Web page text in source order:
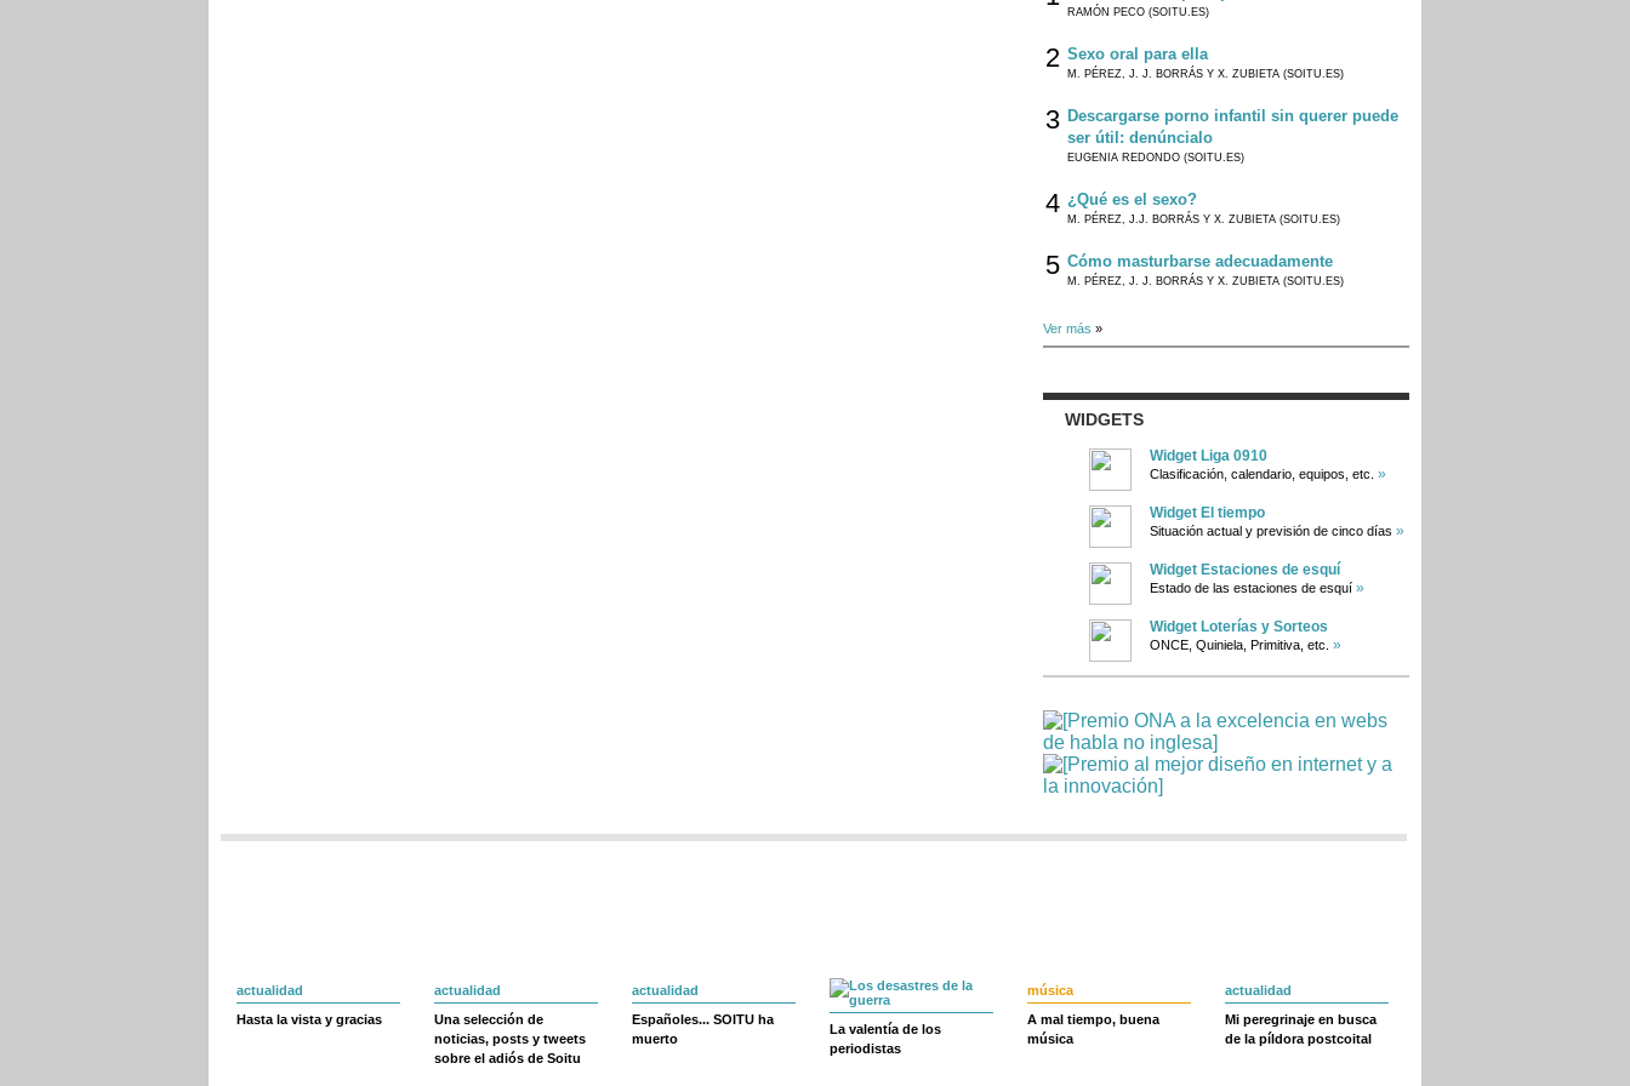
RAMÓN PECO (SOITU.ES)
2 Sexo oral para ella
M. PÉREZ, J. J. BORRÁS Y X. ZUBIETA (SOITU.ES)
3 Descargarse porno infantil sin querer puede
ser útil: denúncialo
EUGENIA REDONDO (SOITU.ES)
4 ¿Qué es el sexo?
M. PÉREZ, J.J. BORRÁS Y X. ZUBIETA (SOITU.ES)
5 Cómo masturbarse adecuadamente
M. PÉREZ, J. J. BORRÁS Y X. ZUBIETA (SOITU.ES)
Ver más »
WIDGETS
Widget Liga 0910
Clasificación, calendario, equipos, etc. »
Widget El tiempo
Situación actual y previsión de cinco días »
Widget Estaciones de esquí
Estado de las estaciones de esquí »
Widget Loterías y Sorteos
ONCE, Quiniela, Primitiva, etc. »
actualidad
Hasta la vista y gracias
actualidad
Una selección de
noticias, posts y tweets
sobre el adiós de Soitu
actualidad
Españoles... SOITU ha
muerto
La valentía de los
periodistas
música
A mal tiempo, buena
música
actualidad
Mi peregrinaje en busca
de la píldora postcoital